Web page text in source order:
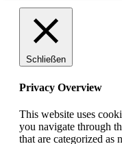
Schließen
Privacy Overview
This website uses
you navigate through
that are categorized as